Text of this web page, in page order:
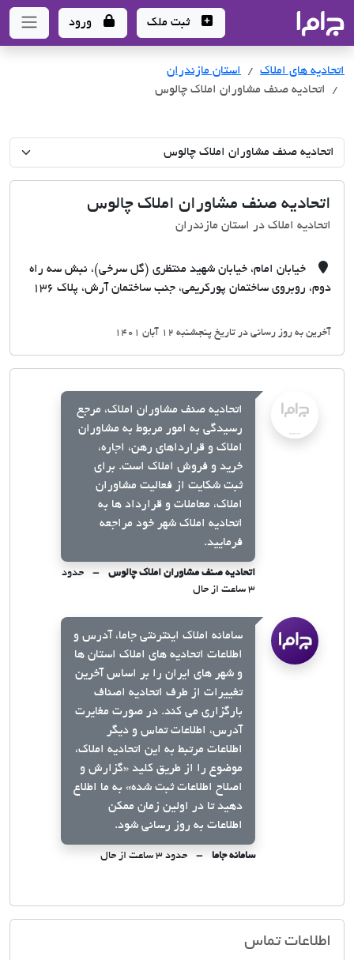
- سامانه جامع املاک و مشاورین املاک
ثبت ملک ورود
اتحادیه های املاک اتحادیه های املاک
استان مازندران
اتحادیه صنف مشاوران املاک چالوس
اتحادیه صنف مشاوران املاک چالوس
اتحادیه املاک در استان مازندران
خیابان امام، خیابان شهید منتظری (گل سرخی)، نبش سه راه
دوم، روبروی ساختمان پورکریمی، جنب ساختمان آرش، پلاک 136
آخرین به روز رسانی در تاریخ پنجشنبه 12 آبان 1401
اتحادیه صنف مشاوران املاک، مرجع
رسیدگی به امور مربوط به مشاوران
املاک و قرارداهای رهن، اجاره،
خرید و فروش املاک است. برای
ثبت شکایت از فعالیت مشاوران
املاک، معاملات و قرارداد ها به
اتحادیه املاک شهر خود مراجعه
فرمایید.
اتحادیه صنف مشاوران املاک چالوس
حدود
۳ ساعت از حال
سامانه املاک اینترنتی جاما، آدرس و
اطلاعات اتحادیه های املاک استان ها
و شهر های ایران را بر اساس آخرین
تغییرات از طرف اتحادیه اصناف
بارگزاری می کند. در صورت مغایرت
آدرس، اطلاعات تماس و دیگر
اطلاعات مرتبط به این اتحادیه املاک،
موضوع را از طریق کلید «گزارش و
اصلاح اطلاعات ثبت شده» به ما اطلاع
دهید تا در اولین زمان ممکن
اطلاعات به روز رسانی شود.
سامانه جاما حدود ۳ ساعت از حال
اطلاعات تماس